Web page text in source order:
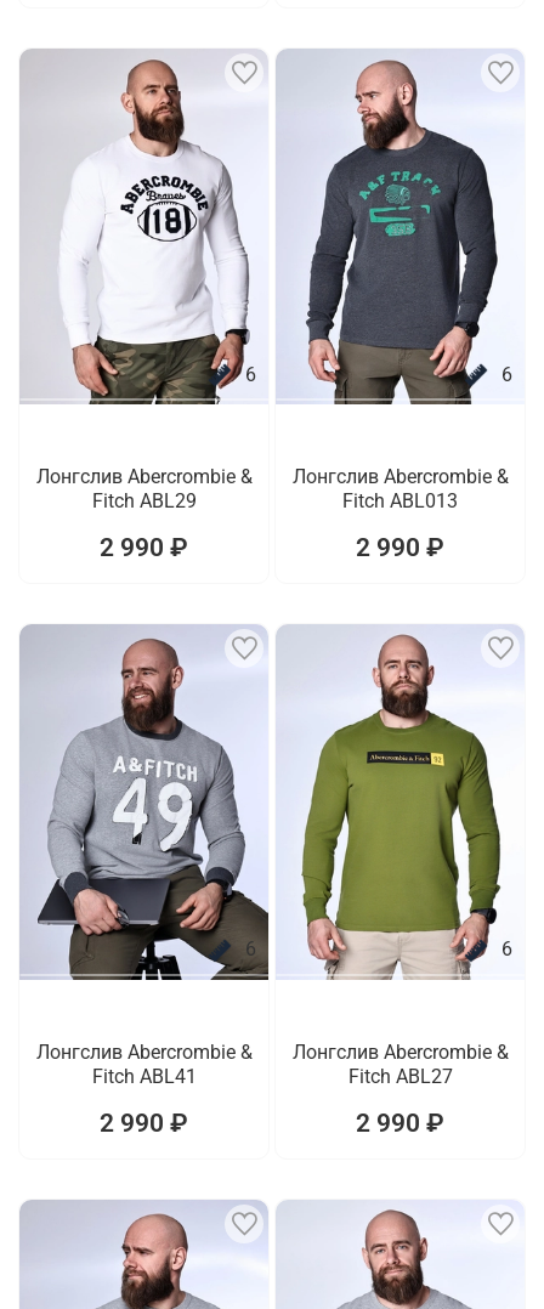
6
Лонгслив Abercrombie &
Fitch ABL29
2 990 ₽
6
Лонгслив Abercrombie &
Fitch ABL013
2 990 ₽
6
Лонгслив Abercrombie &
Fitch ABL41
2 990 ₽
6
Лонгслив Abercrombie &
Fitch ABL27
2 990 ₽